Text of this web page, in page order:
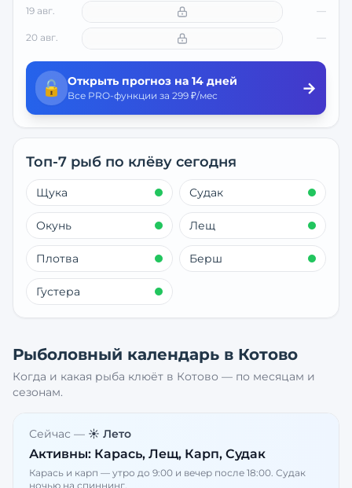
19 авг. —
20 авг. —
🔓 Открыть прогноз на 14 дней
Все PRO-функции за 299 ₽/мес →
Топ-7 рыб по клёву сегодня
Щука Судак
Окунь Лещ
Плотва Берш
Густера
Рыболовный календарь в Котово
Когда и какая рыба клюёт в Котово — по месяцам и
сезонам.
Сейчас — ☀️ Лето
Активны: Карась, Лещ, Карп, Судак
Карась и карп — утро до 9:00 и вечер после 18:00. Судак
ночью на спиннинг.